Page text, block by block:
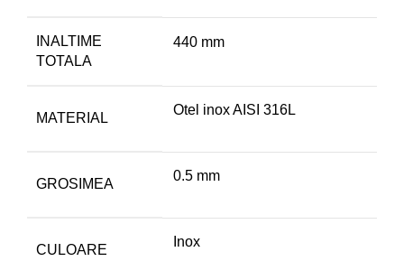
INALTIME
TOTALA
440 mm
MATERIAL
Otel inox AISI 316L
GROSIMEA
0.5 mm
CULOARE
Inox